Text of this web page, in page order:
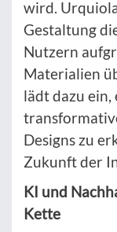
wird.
Gestaltung
Nutzern
Materialien
lädt dazu ein,
Designs zu
Zukunft der
KI und
Kette